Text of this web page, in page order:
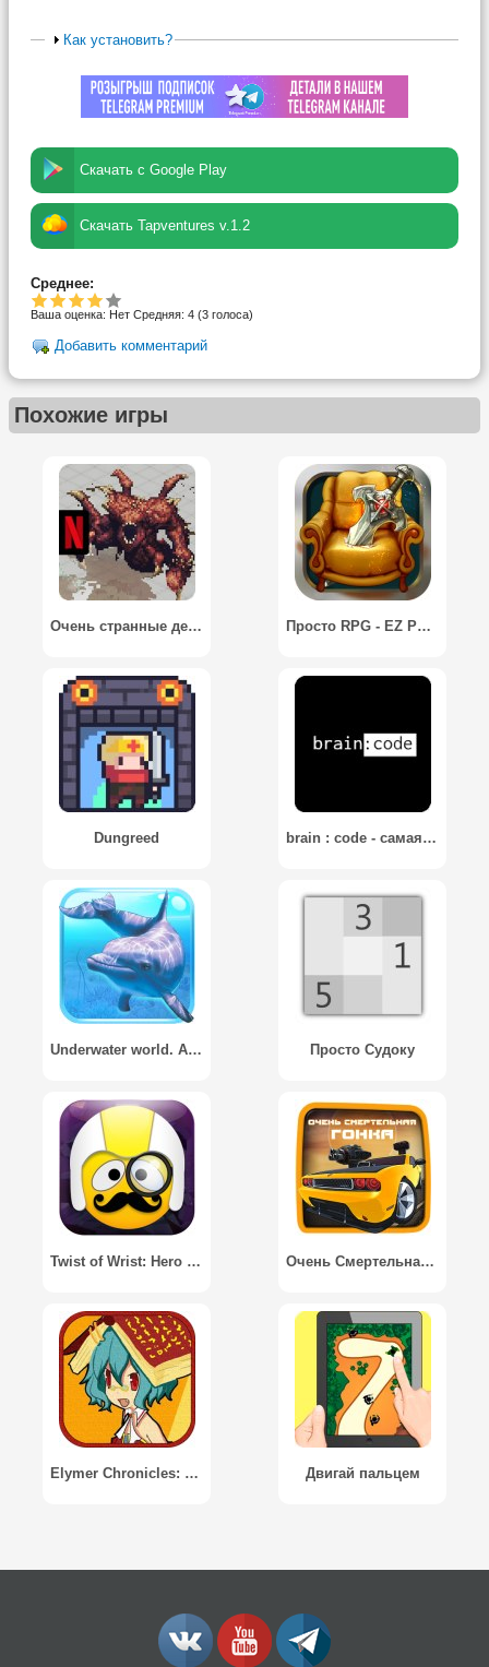
Как установить?
Скачать с Google Play
Скачать Tapventures v.1.2
Среднее:
Ваша оценка: Нет Средняя: 4 (3 голоса)
Добавить комментарий
Похожие игры
Очень странные дела 3: Игра / Stranger Things 3: The Game Просто RPG - EZ PZ RPG
Dungreed brain : code - самая сложная логическая игра
Underwater world. Adventure 3D / Подводный мир приключений 3D Просто Судоку
Twist of Wrist: Hero Challenge / Ловкость рук: Испытание Героя Очень Смертельная Гонка / Lethal Death Race
Elymer Chronicles: TileTrouble Двигай пальцем